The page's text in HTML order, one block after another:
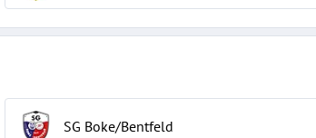
SG Boke/Bentfeld